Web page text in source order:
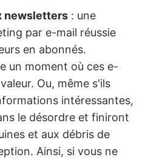
newsletters : une
par e-mail réussie
en abonnés.
un moment où ces e-
Ou, même s'ils
intéressantes,
le désordre et finiront
et aux débris de
Ainsi, si vous ne